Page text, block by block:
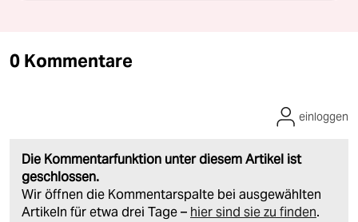
0 Kommentare
Die Kommentarfunktion unter diesem Artikel ist
geschlossen.
Wir öffnen die Kommentarspalte bei ausgewählten
Artikeln für etwa drei Tage – hier sind sie zu finden.
einloggen